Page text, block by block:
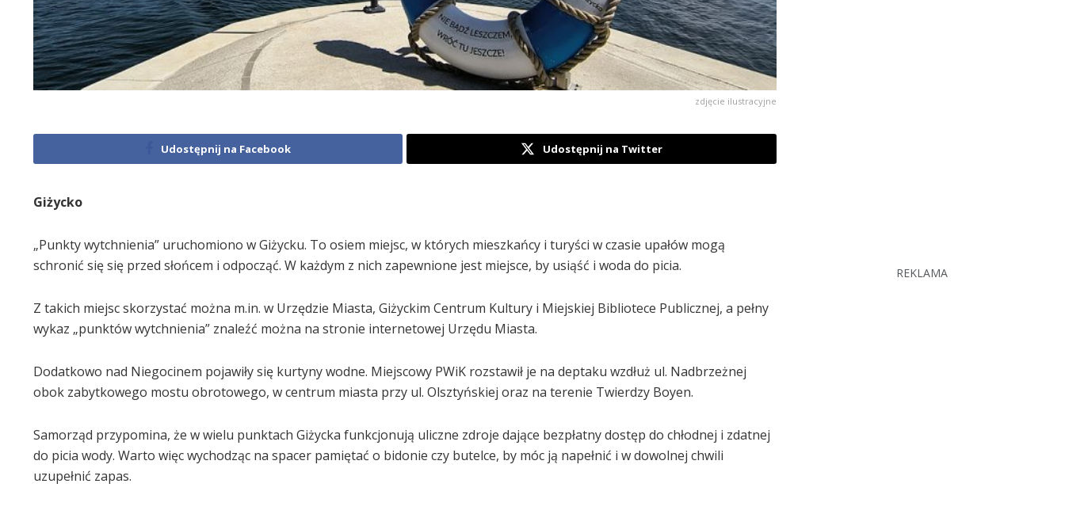
zdjęcie ilustracyjne
Udostępnij na Facebook Udostępnij na Twitter
Giżycko
„Punkty wytchnienia” uruchomiono w Giżycku. To osiem miejsc, w których mieszkańcy i turyści w czasie upałów mogą
schronić się się przed słońcem i odpocząć. W każdym z nich zapewnione jest miejsce, by usiąść i woda do picia.
Z takich miejsc skorzystać można m.in. w Urzędzie Miasta, Giżyckim Centrum Kultury i Miejskiej Bibliotece Publicznej, a pełny
wykaz „punktów wytchnienia” znaleźć można na stronie internetowej Urzędu Miasta.
Dodatkowo nad Niegocinem pojawiły się kurtyny wodne. Miejscowy PWiK rozstawił je na deptaku wzdłuż ul. Nadbrzeżnej
obok zabytkowego mostu obrotowego, w centrum miasta przy ul. Olsztyńskiej oraz na terenie Twierdzy Boyen.
Samorząd przypomina, że w wielu punktach Giżycka funkcjonują uliczne zdroje dające bezpłatny dostęp do chłodnej i zdatnej
do picia wody. Warto więc wychodząc na spacer pamiętać o bidonie czy butelce, by móc ją napełnić i w dowolnej chwili
uzupełnić zapas.
REKLAMA